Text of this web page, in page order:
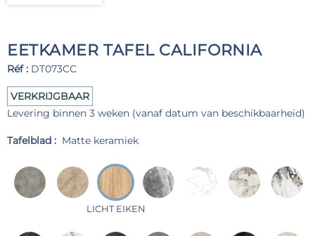
EETKAMER TAFEL CALIFORNIA
Réf : DT073CC
VERKRIJGBAAR
Levering binnen 3 weken (vanaf datum van beschikbaarheid)
Tafelblad : Matte keramiek
LICHT EIKEN